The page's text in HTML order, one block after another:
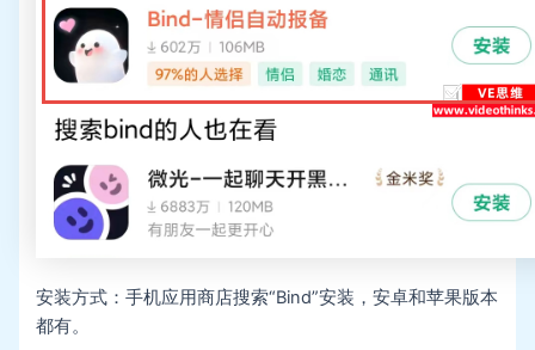
安装方式：手机应用商店搜索“Bind”安装，安卓和苹果版本
都有。